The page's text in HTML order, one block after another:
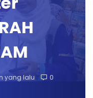
yang lalu 0